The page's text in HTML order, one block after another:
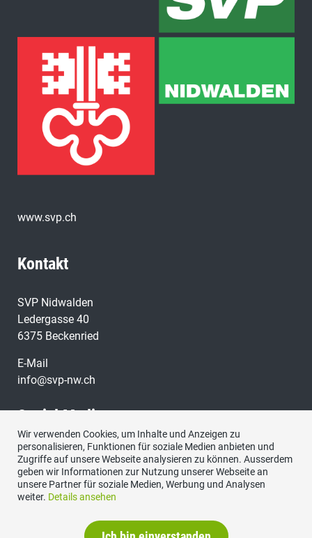
www.svp.ch
Kontakt
SVP Nidwalden
Ledergasse 40
6375 Beckenried
E-Mail
info@svp-nw.ch
Social Media
Besuchen Sie uns bei:
Wir verwenden Cookies, um Inhalte und Anzeigen zu
personalisieren, Funktionen für soziale Medien anbieten und
Zugriffe auf unsere Webseite analysieren zu können. Ausserdem
geben wir Informationen zur Nutzung unserer Webseite an
unsere Partner für soziale Medien, Werbung und Analysen
weiter. Details ansehen